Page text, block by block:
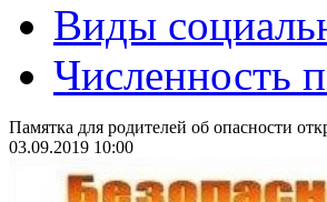
Виды
Численность
Памятка для родителей об опасности
03.09.2019 10:00